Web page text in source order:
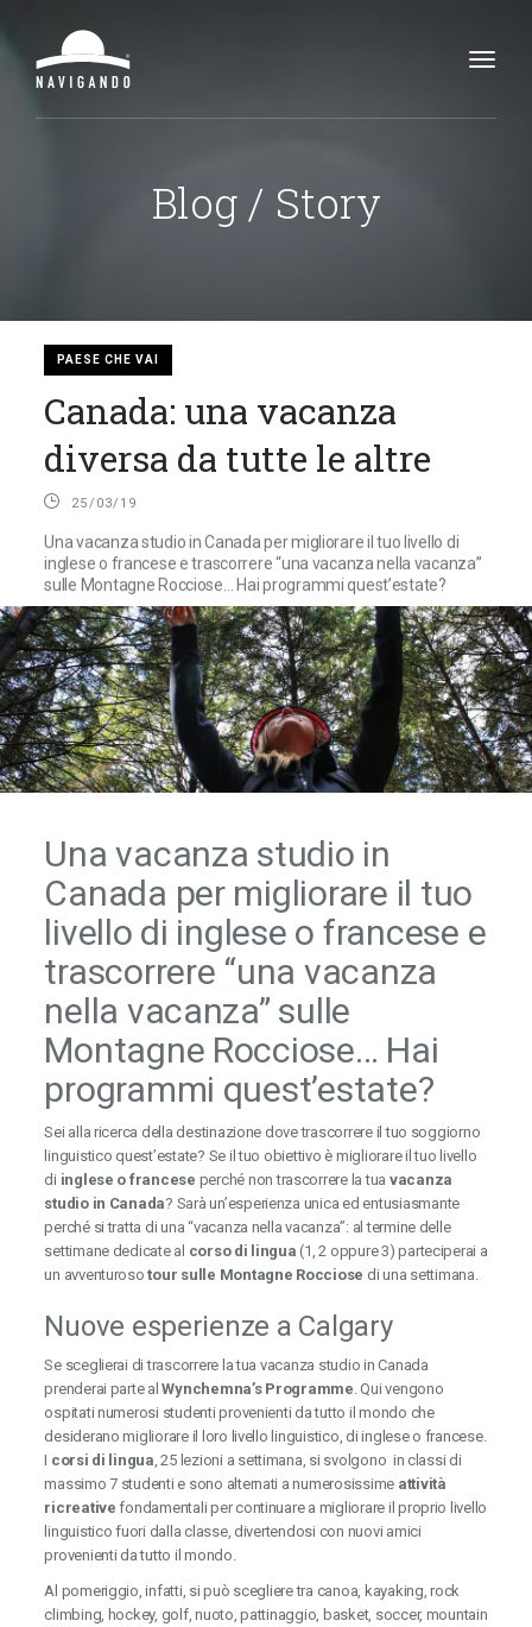
Blog / Story
PAESE CHE VAI
Canada: una vacanza
diversa da tutte le altre
25/03/19
Una vacanza studio in Canada per migliorare il tuo livello di
inglese o francese e trascorrere “una vacanza nella vacanza”
sulle Montagne Rocciose… Hai programmi quest’estate?
Una vacanza studio in
Canada per migliorare il tuo
livello di inglese o francese e
trascorrere “una vacanza
nella vacanza” sulle
Montagne Rocciose… Hai
programmi quest’estate?
Sei alla ricerca della destinazione dove trascorrere il tuo soggiorno
linguistico quest’estate? Se il tuo obiettivo è migliorare il tuo livello
di inglese o francese perché non trascorrere la tua vacanza
studio in Canada? Sarà un’esperienza unica ed entusiasmante
perché si tratta di una “vacanza nella vacanza”: al termine delle
settimane dedicate al corso di lingua(1, 2 oppure 3) parteciperai a
un avventurosotour sulle Montagne Rocciose di una settimana.
Nuove esperienze a Calgary
Se sceglierai di trascorrere la tua vacanza studio in Canada
prenderai parte alWynchemna’s Programme . Qui vengono
ospitati numerosi studenti provenienti da tutto il mondo che
desiderano migliorare il loro livello linguistico, di inglese o francese.
I corsi di lingua , 25 lezioni a settimana, si svolgono in classi di
massimo 7 studenti e sono alternati a numerosissime attività
ricreative fondamentali per continuare a migliorare il proprio livello
linguistico fuori dalla classe, divertendosi con nuovi amici
provenienti da tutto il mondo.
Al pomeriggio, infatti, si può scegliere tra canoa, kayaking, rock
climbing, hockey, golf, nuoto, pattinaggio, basket, soccer, mountain